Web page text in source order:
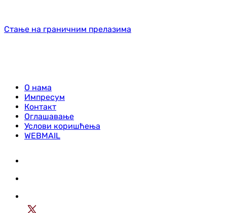
Стање на граничним прелазима
О нама
Импресум
Контакт
Оглашавање
Услови коришћења
WEBMAIL